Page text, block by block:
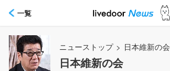
一覧
ニューストップ > 日本維新の会
日本維新の会